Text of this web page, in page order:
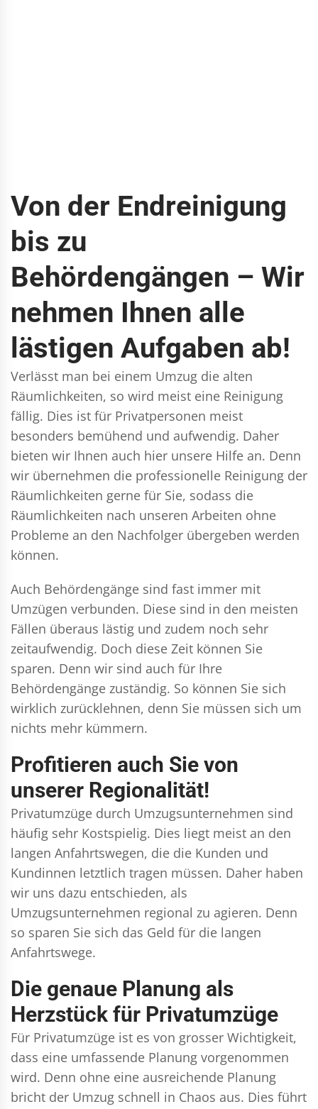
Von der Endreinigung
bis zu
Behördengängen – Wir
nehmen Ihnen alle
lästigen Aufgaben ab!
Verlässt man bei einem Umzug die alten
Räumlichkeiten, so wird meist eine Reinigung
fällig. Dies ist für Privatpersonen meist
besonders bemühend und aufwendig. Daher
bieten wir Ihnen auch hier unsere Hilfe an. Denn
wir übernehmen die professionelle Reinigung der
Räumlichkeiten gerne für Sie, sodass die
Räumlichkeiten nach unseren Arbeiten ohne
Probleme an den Nachfolger übergeben werden
können.
Auch Behördengänge sind fast immer mit
Umzügen verbunden. Diese sind in den meisten
Fällen überaus lästig und zudem noch sehr
zeitaufwendig. Doch diese Zeit können Sie
sparen. Denn wir sind auch für Ihre
Behördengänge zuständig. So können Sie sich
wirklich zurücklehnen, denn Sie müssen sich um
nichts mehr kümmern.
Profitieren auch Sie von
unserer Regionalität!
Privatumzüge durch Umzugsunternehmen sind
häufig sehr Kostspielig. Dies liegt meist an den
langen Anfahrtswegen, die die Kunden und
Kundinnen letztlich tragen müssen. Daher haben
wir uns dazu entschieden, als
Umzugsunternehmen regional zu agieren. Denn
so sparen Sie sich das Geld für die langen
Anfahrtswege.
Die genaue Planung als
Herzstück für Privatumzüge
Für Privatumzüge ist es von grosser Wichtigkeit,
dass eine umfassende Planung vorgenommen
wird. Denn ohne eine ausreichende Planung
bricht der Umzug schnell in Chaos aus. Dies führt